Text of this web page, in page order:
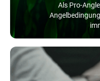
Als Pro-